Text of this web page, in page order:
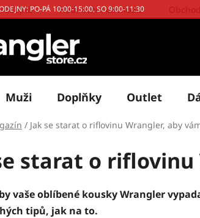
PO-PÁ 10:00-15:00, SO 9:00-11:30
Hodnocení obchodu
Muži Doplňky Outlet
/ Jak se starat o riflovinu Wrangler, aby
starat o
vaše oblíbené kousky Wrangler
tipů, jak na to.